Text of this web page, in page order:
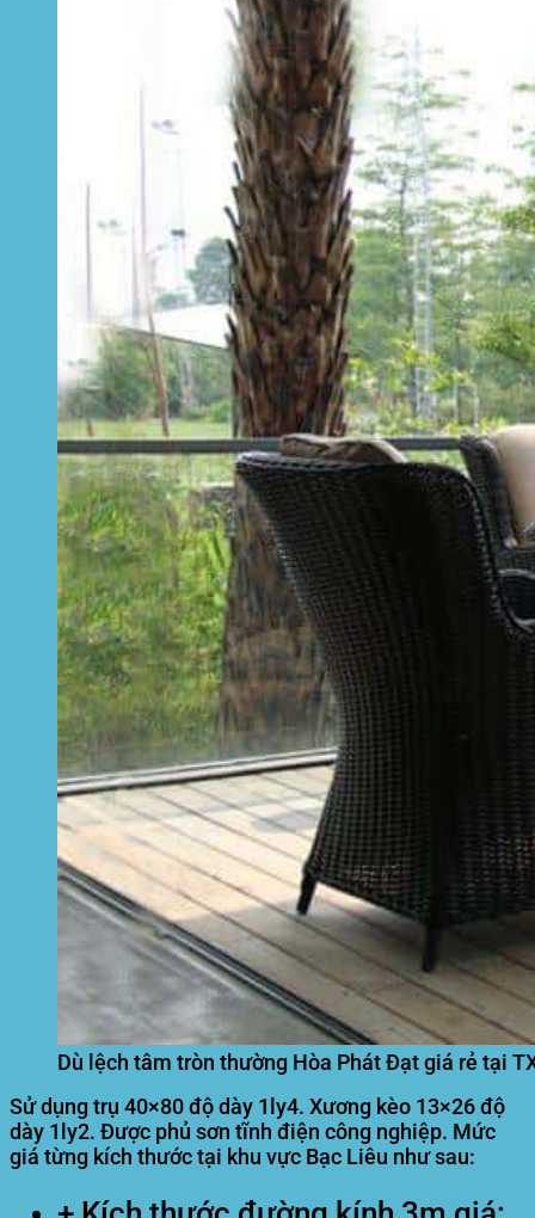
Dù lệch tâm tròn thường Hòa Phát Đạt giá rẻ tại
Sử dụng trụ 40×80 độ dày 1ly4. Xương kèo 13×26 độ
dày 1ly2. Được phủ sơn tĩnh điện công nghiệp. Mức
giá từng kích thước tại khu vực Bạc Liêu như sau: